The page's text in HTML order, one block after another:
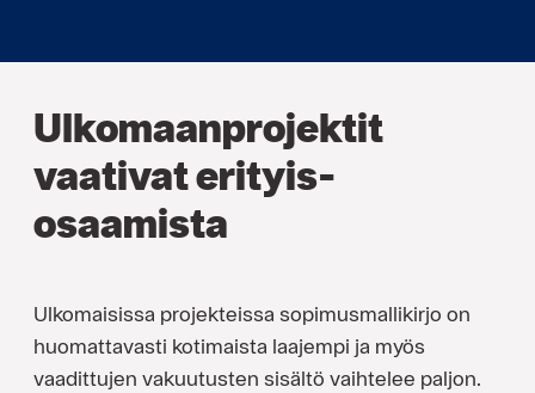
Ulkomaanprojektit
vaativat erityis­
osaamista
Ulkomaisissa projekteissa sopimusmallikirjo on
huomattavasti kotimaista laajempi ja myös
vaadittujen vakuutusten sisältö vaihtelee paljon.